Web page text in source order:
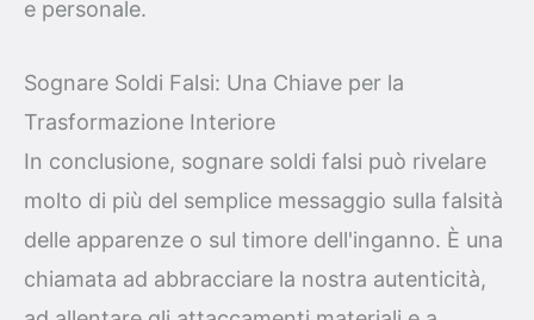
e personale.
Sognare Soldi Falsi: Una Chiave per la
Trasformazione Interiore
In conclusione, sognare soldi falsi può rivelare
molto di più del semplice messaggio sulla falsità
delle apparenze o sul timore dell'inganno. È una
chiamata ad abbracciare la nostra autenticità,